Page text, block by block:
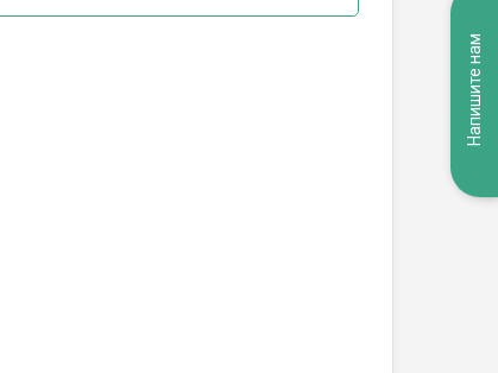
Напишите нам